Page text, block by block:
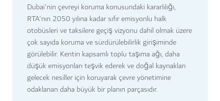
Dubai'nin çevreyi koruma konusundaki kararlılığı,
RTA'nın 2050 yılına kadar sıfır emisyonlu halk
otobüsleri ve taksilere geçiş vizyonu dahil olmak üzere
çok sayıda koruma ve sürdürülebilirlik girişiminde
görülebilir. Kentin kapsamlı toplu taşıma ağı, daha
düşük emisyonları teşvik ederek ve doğal kaynakları
gelecek nesiller için koruyarak çevre yönetimine
odaklanan daha büyük bir planın parçasıdır.